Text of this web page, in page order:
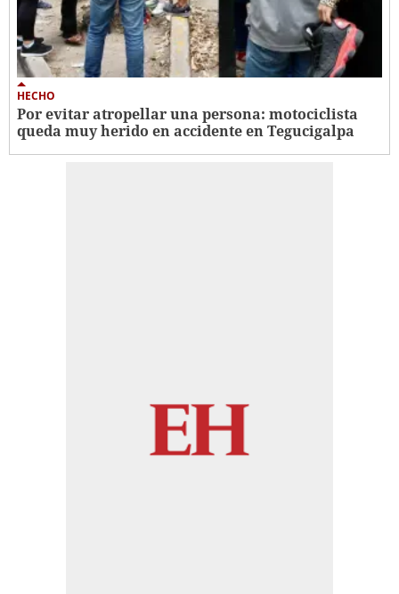
HECHO
Por evitar atropellar una persona: motociclista
queda muy herido en accidente en Tegucigalpa